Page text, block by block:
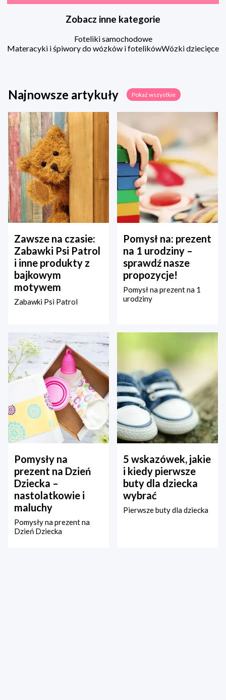
Zobacz inne kategorie
Foteliki samochodowe
Materacyki i śpiwory do wózków i fotelikówWózki dziecięce
Najnowsze artykuły Pokaż wszystkie
Zawsze na czasie:
Zabawki Psi Patrol
i inne produkty z
bajkowym
motywem
Zabawki Psi Patrol
Pomysł na: prezent
na 1 urodziny –
sprawdź nasze
propozycje!
Pomysł na prezent na 1
urodziny
Pomysły na
prezent na Dzień
Dziecka –
nastolatkowie i
maluchy
Pomysły na prezent na
Dzień Dziecka
5 wskazówek, jakie
i kiedy pierwsze
buty dla dziecka
wybrać
Pierwsze buty dla dziecka